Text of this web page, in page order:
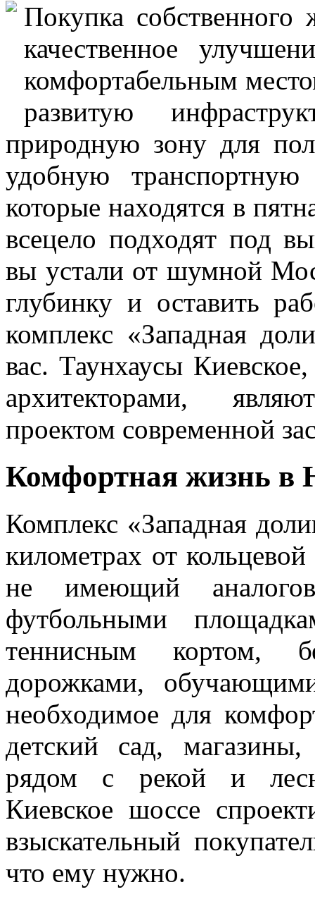
Покупка
качественное
комфортабельным
развитую
природную зону для
удобную
которые находятся в
всецело подходят под
вы устали от шумной
глубинку и оставить
комплекс «Западная
вас. Таунхаусы
архитекторами,
проектом современной
Комфортная жизнь в
Комплекс «Западная
километрах от
не имеющий
футбольными
теннисным кортом,
дорожками,
необходимое для
детский сад,
рядом с рекой и
Киевское шоссе
взыскательный
что ему нужно.